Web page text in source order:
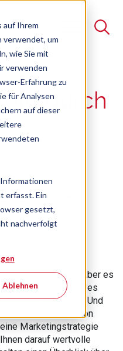
auf Ihrem
verwendet, um
wie Sie mit
verwenden
Erfahrung zu
für Analysen
auf dieser
erfasst. Ein
gesetzt,
nachverfolgt
Ablehnen
das Suchfeld leer ist.
durch
Methode zum
Aber es
allem ein innovatives
Und
ich das Potential von
Marketingstrategie
darauf wertvolle